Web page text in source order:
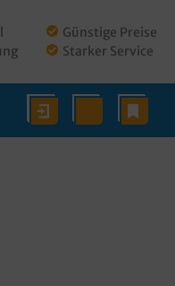
Günstige Preise
Starker Service